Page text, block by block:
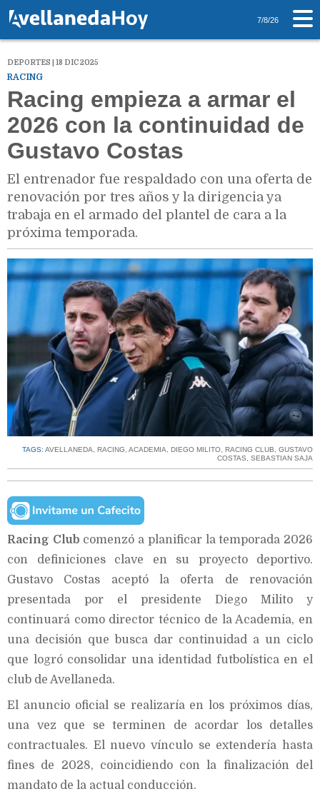
7/8/26
DEPORTES | 18 DIC 2025
RACING
Racing empieza a armar el
2026 con la continuidad de
Gustavo Costas
El entrenador fue respaldado con una oferta de
renovación por tres años y la dirigencia ya
trabaja en el armado del plantel de cara a la
próxima temporada.
TAGS: AVELLANEDA, RACING, ACADEMIA, DIEGO MILITO, RACING CLUB, GUSTAVO
COSTAS, SEBASTIAN SAJA
Racing Club comenzó a planificar la temporada 2026
con definiciones clave en su proyecto deportivo.
Gustavo Costas aceptó la oferta de renovación
presentada por el presidente Diego Milito y
continuará como director técnico de la Academia, en
una decisión que busca dar continuidad a un ciclo
que logró consolidar una identidad futbolística en el
club de Avellaneda.
El anuncio oficial se realizaría en los próximos días,
una vez que se terminen de acordar los detalles
contractuales. El nuevo vínculo se extendería hasta
fines de 2028, coincidiendo con la finalización del
mandato de la actual conducción.